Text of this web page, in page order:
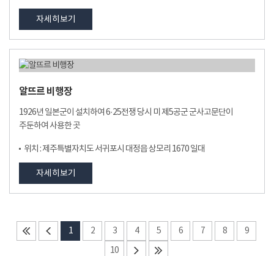
자세히보기
알뜨르 비행장
1926년 일본군이 설치하여 6·25전쟁 당시 미 제5공군 군사고문단이
주둔하여 사용한 곳
위치 : 제주특별자치도 서귀포시 대정읍 상모리 1670 일대
자세히보기
1 2 3 4 5 6 7 8
9
10